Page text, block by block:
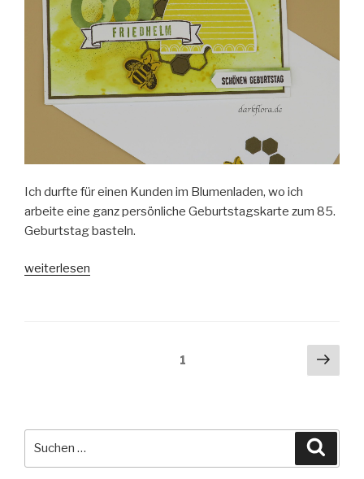
Ich durfte für einen Kunden im Blumenladen, wo ich
arbeite eine ganz persönliche Geburtstagskarte zum 85.
Geburtstag basteln.
„Honey
weiterlesen
1